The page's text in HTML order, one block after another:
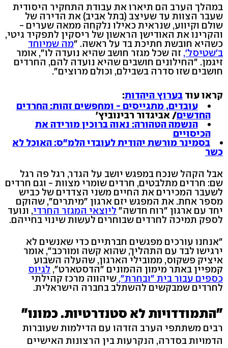
במהלך הערב הם תיארו את עבודת התחקיר היסודית
שעבר הצוות עד שעיצב (בתל אביב) את הדירה של
שולם וקיווע, שנראית כאילו נלקחה ממאה שערים -
והקרינו את האודישן הראשון של ריסקין לתפקיד גיטי,
כשהיא חובשת חתיכת בד על ראשה. "מה שמיוחד
ב'שטיסל', זה שכל מגזר חושב שהיא נועדה לו", אומר
זיגמן. "החילונים חושבים שהיא נועדה להם, החרדים
חושבים שזו סדרה בשבילם, וכולם מרוצים".
קראו עוד בערוץ היהדות:
עובדים, מתגייסים - ומחפשים זהות: החרדים
החדשים/ אביגדור רבינוביץ'
הנשמה הטהורה: נאוה ברוכין מורידה את
הכיסויים
בסמינר מורשת יהודית לעובדי הלמ"ס: האוכל לא
כשר
אבל הקהל שנכח במפגש יושב על הגדר, רגל פה רגל
שם: חרדים מתלבטים, חרדים שומרי מצוות - וגם חרדים
לשעבר המכירים את החיים משני הצדדים של כביש
מספר אחת. את המפגש יזם ארגון "מיתרים", שהוקם
יחד עם ארגון "רוח חדשה" ליוצאי המגזר החרדי, ונועד
לספק תמיכה לחרדים שבוחרים לעשות שינוי בחייהם.
"אנחנו עורכים מפגשים חברתיים כדי שאנשים לא
ירגישו לבד עם התהליך, שהוא קשה ומורכב", אומר
איציק פשקוס, ממובילי הארגון, שהעלה השבוע
קמפיין באתר מימון ההמונים "הדסטארט", לגיוס
כספים עבור בית "ובחרת", שיהווה מרכז קהילתי
לחרדים שמבקשים להשתלב בחברה הישראלית.
"התמודדויות לא סטנדרטיות. כמונו"
רבים משתתפי הערב הזדהו עם הדילמות שעוברות
הדמויות בסדרה, הנקרעות בין הרצונות האישיים